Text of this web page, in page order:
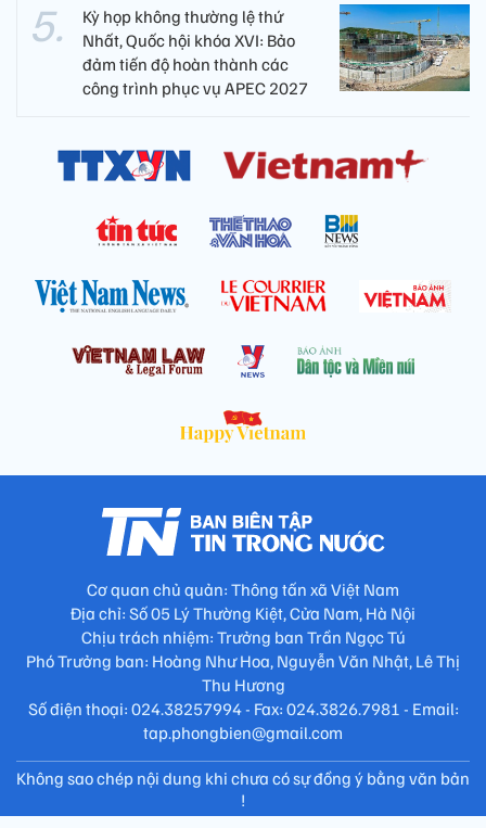
Kỳ họp không thường lệ thứ
Nhất, Quốc hội khóa XVI: Bảo
đảm tiến độ hoàn thành các
công trình phục vụ APEC 2027
Cơ quan chủ quản: Thông tấn xã Việt Nam
Địa chỉ: Số 05 Lý Thường Kiệt, Cửa Nam, Hà Nội
Chịu trách nhiệm: Trưởng ban Trần Ngọc Tú
Phó Trưởng ban: Hoàng Như Hoa, Nguyễn Văn Nhật, Lê Thị
Thu Hương
Số điện thoại: 024.38257994 - Fax: 024.3826.7981 - Email:
tap.phongbien@gmail.com
Không sao chép nội dung khi chưa có sự đồng ý bằng văn bản
!